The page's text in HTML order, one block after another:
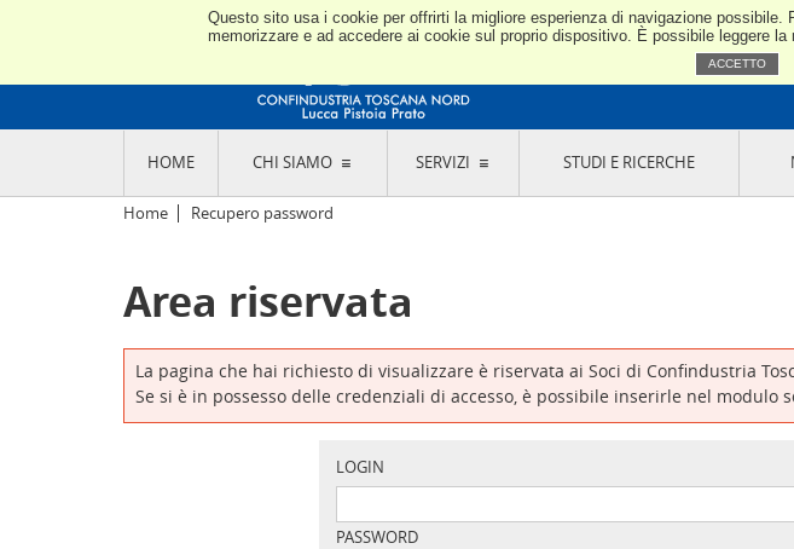
Questo sito usa i cookie per offrirti la migliore esperienza di navigazione
memorizzare e ad accedere ai cookie sul proprio dispositivo. È possibile leggere la
ACCETTO
HOME CHI SIAMO
L'ASSOCIAZIONE
CODICE ETICO E DEI VALORI ASSOCIATIVI
TRASPARENZA CONTRIBUTI PUBBLICI
L'INDUSTRIA E IL TERRITORIO DI LUCCA,
PISTOIA E PRATO
SEDI E CONTATTI
ABOUT US
DESIGNAZIONE
ORGANI DI CONTROLLO
COMITATO PICCOLA
INDUSTRIA
SERVIZI STUDI E RICERCHE
Home Recupero password
Area riservata
La pagina che hai richiesto di visualizzare è riservata ai Soci di Confindustria
Se si è in possesso delle credenziali di accesso, è possibile inserirle nel modulo
LOGIN
PASSWORD